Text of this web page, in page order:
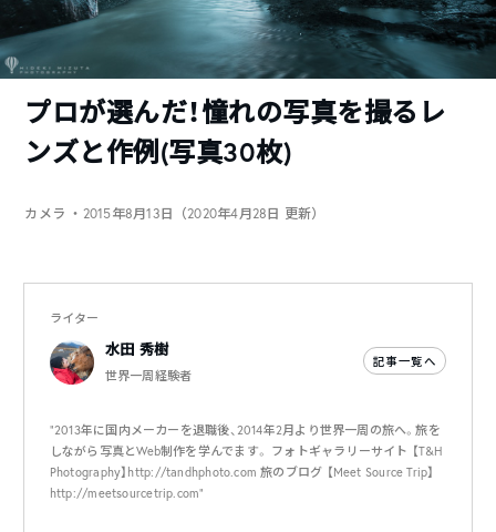
プロが選んだ！憧れの写真を撮るレ
ンズと作例(写真30枚)
カメラ ・2015年8月13日（2020年4月28日 更新）
ライター
水田 秀樹
世界一周経験者
記事一覧へ
"2013年に国内メーカーを退職後、2014年2月より世界一周の旅へ。旅を
しながら写真とWeb制作を学んでます。 フォトギャラリーサイト 【T&H
Photography】http://tandhphoto.com 旅のブログ 【Meet Source Trip】
http://meetsourcetrip.com"